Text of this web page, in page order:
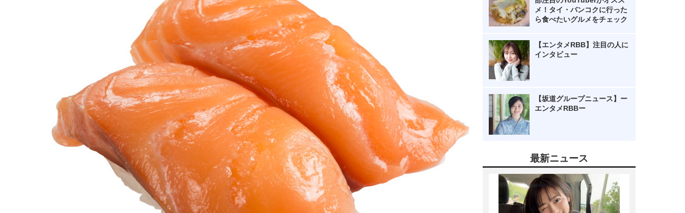
メ！タイ・バンコクに行った
ら食べたいグルメをチェック
【エンタメRBB】注目の人に
インタビュー
【坂道グループニュース】ー
エンタメRBBー
最新ニュース